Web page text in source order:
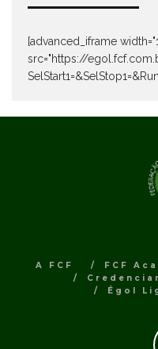
[advanced_iframe
src="https://
A FCF FCF
Égol